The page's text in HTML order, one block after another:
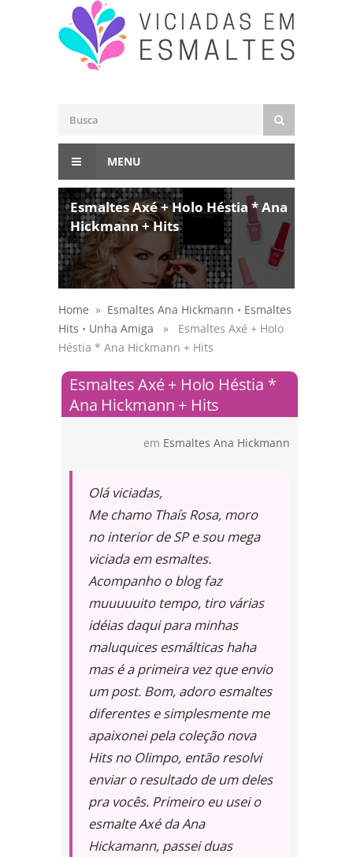
MENU
Esmaltes Axé + Holo Héstia * Ana
Hickmann + Hits
Home » Esmaltes Ana Hickmann • Esmaltes
Hits • Unha Amiga » Esmaltes Axé + Holo
Héstia * Ana Hickmann + Hits
Esmaltes Axé + Holo Héstia *
Ana Hickmann + Hits
em Esmaltes Ana Hickmann
Olá viciadas,
Me chamo Thaís Rosa, moro
no interior de SP e sou mega
viciada em esmaltes.
Acompanho o blog faz
muuuuuito tempo, tiro várias
idéias daqui para minhas
maluquices esmálticas haha
mas é a primeira vez que envio
um post. Bom, adoro esmaltes
diferentes e simplesmente me
apaixonei pela coleção nova
Hits no Olimpo, então resolvi
enviar o resultado de um deles
pra vocês. Primeiro eu usei o
esmalte Axé da Ana
Hickamann, passei duas